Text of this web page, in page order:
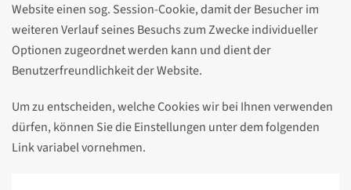
Website einen sog. Session-Cookie, damit der Besucher im
weiteren Verlauf seines Besuchs zum Zwecke individueller
Optionen zugeordnet werden kann und dient der
Benutzerfreundlichkeit der Website.
Um zu entscheiden, welche Cookies wir bei Ihnen verwenden
dürfen, können Sie die Einstellungen unter dem folgenden
Link variabel vornehmen.